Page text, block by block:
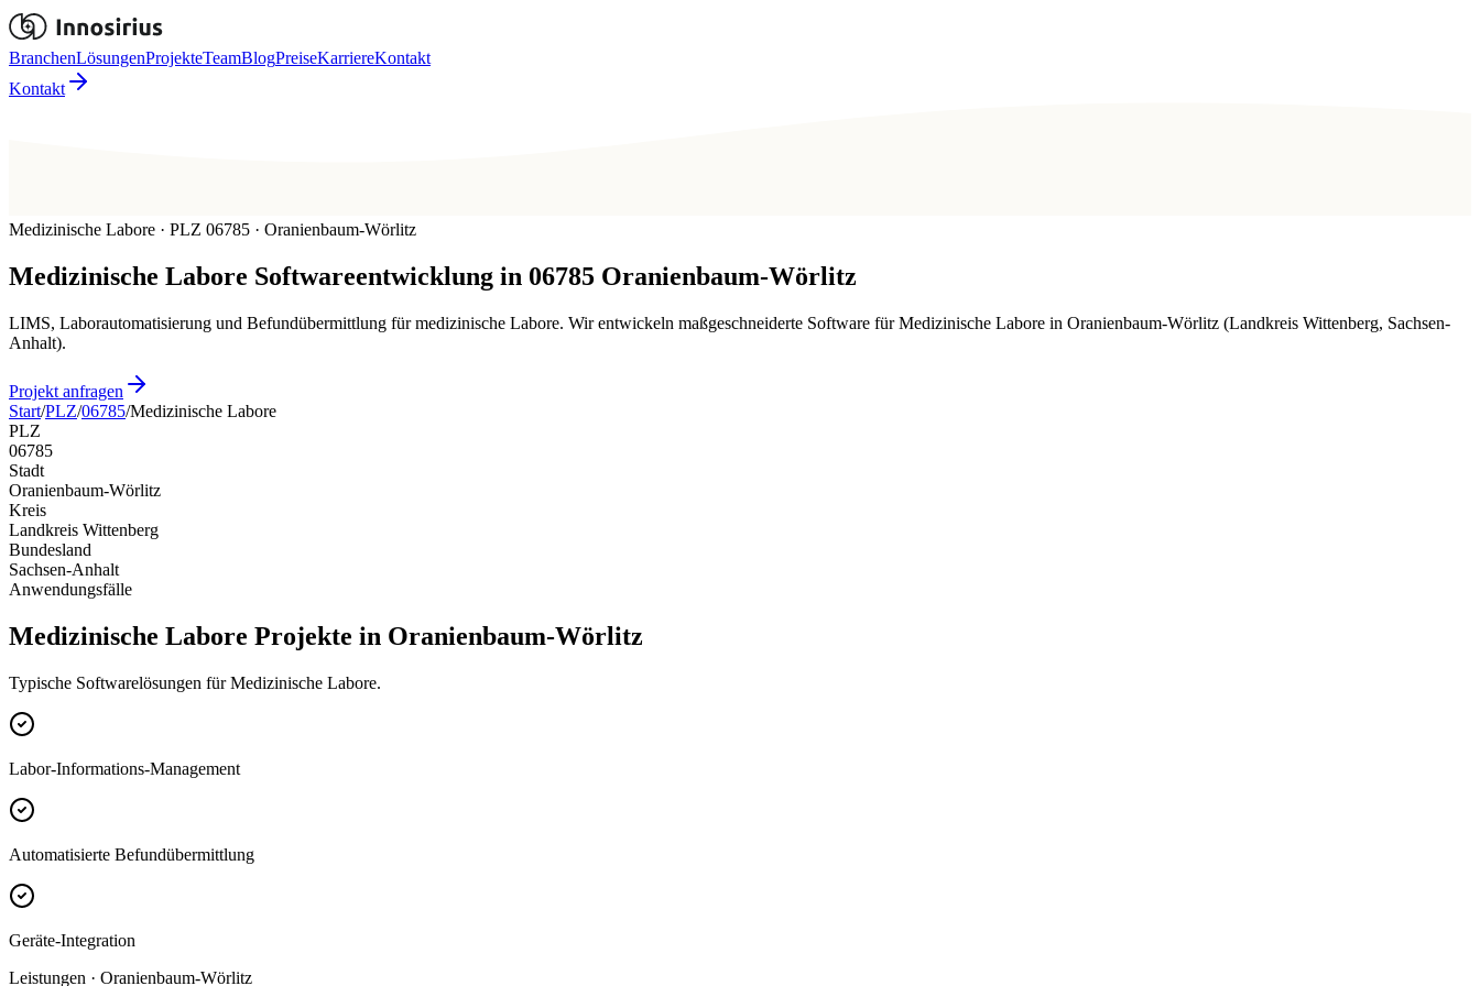
BranchenLösungenProjekteTeamBlogPreiseKarriereKontakt
Kontakt
Medizinische Labore · PLZ 06785 · Oranienbaum-Wörlitz
Medizinische Labore Softwareentwicklung in 06785 Oranienbaum-Wörlitz
LIMS, Laborautomatisierung und Befundübermittlung für medizinische Labore. Wir entwickeln maßgeschneiderte Software für Medizinische Labore in Oranienbaum-Wörlitz (Landkreis Wittenberg, Sachsen-
Anhalt).
Projekt anfragen
Start/PLZ/06785/Medizinische Labore
PLZ
06785
Stadt
Oranienbaum-Wörlitz
Kreis
Landkreis Wittenberg
Bundesland
Sachsen-Anhalt
Anwendungsfälle
Medizinische Labore Projekte in Oranienbaum-Wörlitz
Typische Softwarelösungen für Medizinische Labore.
Labor-Informations-Management
Automatisierte Befundübermittlung
Geräte-Integration
Leistungen · Oranienbaum-Wörlitz